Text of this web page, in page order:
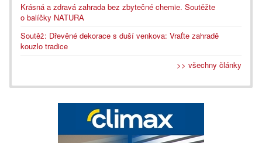
Krásná a zdravá zahrada bez zbytečné chemie. Soutěžte
o balíčky NATURA
Soutěž: Dřevěné dekorace s duší venkova: Vraťte zahradě
kouzlo tradice
>> všechny články